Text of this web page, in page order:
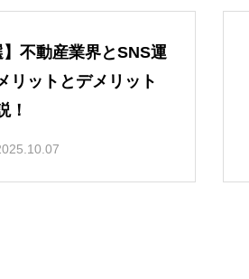
】不動産業界とSNS運
リットとデメリット
！